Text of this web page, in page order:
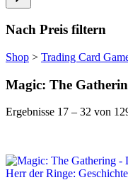
Nach Preis filtern
Shop > Trading Card
Magic: The
Ergebnisse 17 – 32 von